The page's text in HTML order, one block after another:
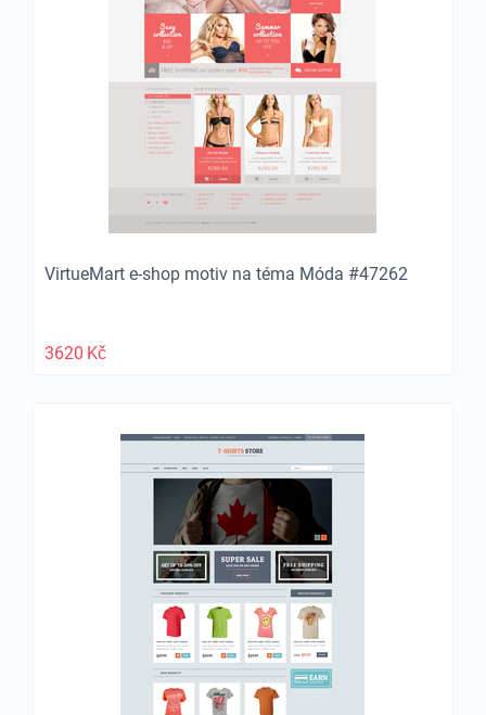
VirtueMart e-shop motiv na téma Móda #47262
3620 Kč